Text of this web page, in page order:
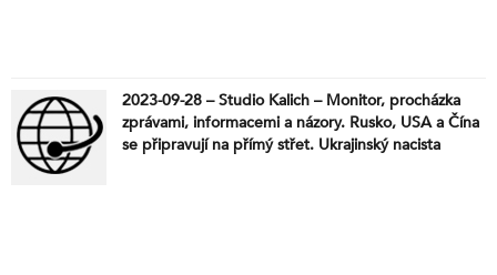
2023-09-28 – Studio Kalich – Monitor, procházka
zprávami, informacemi a názory. Rusko, USA a Čína
se připravují na přímý střet. Ukrajinský nacista